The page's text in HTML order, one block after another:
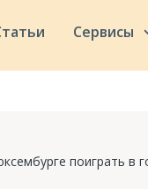
Сервисы
поиграть в